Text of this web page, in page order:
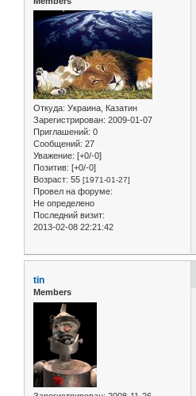
Откуда: Украина, Казатин
Зарегистрирован: 2009-01-07
Приглашений: 0
Сообщений: 27
Уважение: [+0/-0]
Позитив: [+0/-0]
Возраст: 55 [1971-01-27]
Провел на форуме:
Не определено
Последний визит:
2013-02-08 22:21:42
tin
Members